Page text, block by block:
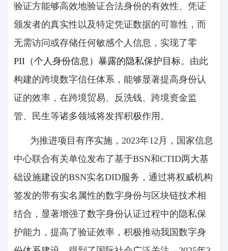
验证方能够高效地验证合法身份的有效性、凭证
颁发者的真实性以及特定凭证数据的可靠性，而
无需访问或存储任何敏感个人信息，实现了零
PII（个人身份信息）暴露的隐私保护目标。由此
构建的跨境数字信任体系，能够显著提高身份认
证的效率，在跨境贸易、反洗钱、跨境资金监
管、民生等诸多领域将发挥积极作用。
为推进项目有序实施，2023年12月，国家信息
中心联合有关单位发布了基于BSN和CTID两大基
础设施建设的BSN实名DID服务，通过将权威机构
签发的带有实名属性的数字身份与区块链技术相
结合，显著增强了数字身份认证过程中的隐私保
护能力，提高了验证效率，积极推动我国数字身